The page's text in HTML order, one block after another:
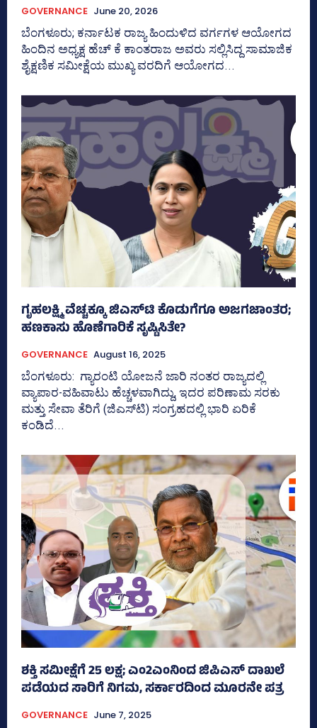
GOVERNANCE June 20, 2026
ಬೆಂಗಳೂರು; ಕರ್ನಾಟಕ ರಾಜ್ಯ ಹಿಂದುಳಿದ ವರ್ಗಗಳ ಆಯೋಗದ
ಹಿಂದಿನ ಅಧ್ಯಕ್ಷ ಹೆಚ್‌ ಕೆ ಕಾಂತರಾಜ ಅವರು ಸಲ್ಲಿಸಿದ್ದ ಸಾಮಾಜಿಕ
ಶೈಕ್ಷಣಿಕ ಸಮೀಕ್ಷೆಯ ಮುಖ್ಯ ವರದಿಗೆ ಆಯೋಗದ...
ಗೃಹಲಕ್ಷ್ಮಿ ವೆಚ್ಚಕ್ಕೂ ಜಿಎಸ್‌ಟಿ ಕೊಡುಗೆಗೂ ಅಜಗಜಾಂತರ;
ಹಣಕಾಸು ಹೊಣೆಗಾರಿಕೆ ಸೃಷ್ಟಿಸಿತೇ?
GOVERNANCE August 16, 2025
ಬೆಂಗಳೂರು: ಗ್ಯಾರಂಟಿ ಯೋಜನೆ ಜಾರಿ ನಂತರ ರಾಜ್ಯದಲ್ಲಿ
ವ್ಯಾಪಾರ-ವಹಿವಾಟು ಹೆಚ್ಚಳವಾಗಿದ್ದು, ಇದರ ಪರಿಣಾಮ ಸರಕು
ಮತ್ತು ಸೇವಾ ತೆರಿಗೆ (ಜಿಎಸ್‌ಟಿ) ಸಂಗ್ರಹದಲ್ಲಿ ಭಾರಿ ಏರಿಕೆ
ಕಂಡಿದೆ...
ಶಕ್ತಿ ಸಮೀಕ್ಷೆಗೆ 25 ಲಕ್ಷ; ಎಂ2ಎಂನಿಂದ ಜಿಪಿಎಸ್‌ ದಾಖಲೆ
ಪಡೆಯದ ಸಾರಿಗೆ ನಿಗಮ, ಸರ್ಕಾರದಿಂದ ಮೂರನೇ ಪತ್ರ
GOVERNANCE June 7, 2025